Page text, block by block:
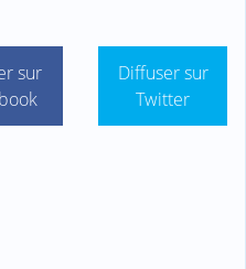
sur
Diffuser sur
Twitter